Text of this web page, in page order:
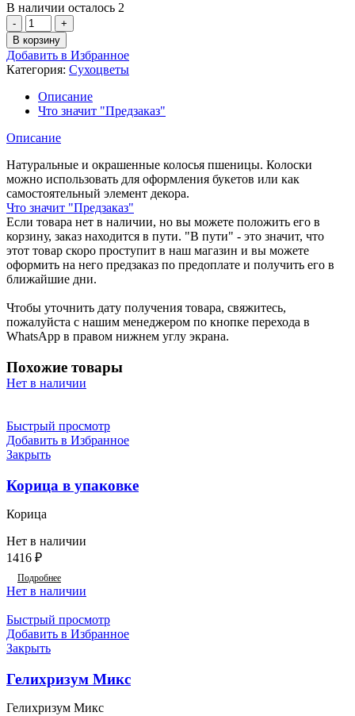
В наличии осталось 2
Количество
товара
Пшеница
Италия
В корзину
Добавить в Избранное
Категория: Сухоцветы
Описание
Что значит "Предзаказ"
Описание
Натуральные и окрашенные колосья пшеницы. Колоски
можно использовать для оформления букетов или как
самостоятельный элемент декора.
Что значит "Предзаказ"
Если товара нет в наличии, но вы можете положить его в
корзину, заказ находится в пути. "В пути" - это значит, что
этот товар скоро проступит в наш магазин и вы можете
оформить на него предзаказ по предоплате и получить его в
ближайшие дни.
Чтобы уточнить дату получения товара, свяжитесь,
пожалуйста с нашим менеджером по кнопке перехода в
WhatsApp в правом нижнем углу экрана.
Похожие товары
Нет в наличии
Быстрый просмотр
Добавить в Избранное
Закрыть
Корица в упаковке
Корица
Нет в наличии
1416 ₽
Подробнее
Нет в наличии
Быстрый просмотр
Добавить в Избранное
Закрыть
Гелихризум Микс
Гелихризум Микс